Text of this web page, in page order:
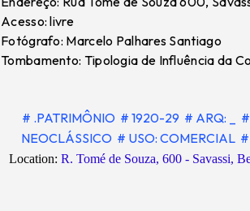
Acesso: livre
Fotógrafo: Marcelo Palhares Santiago
Tombamento: Tipologia de Influência da
# .PATRIMÔNIO # 1920-29 # ARQ: _
NEOCLÁSSICO # USO: COMERCIAL
Location: R. Tomé de Souza, 600 - Savassi,